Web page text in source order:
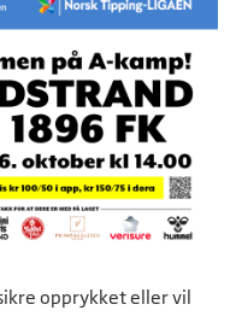
opprykket eller vil